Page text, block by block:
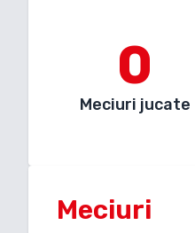
0
Meciuri jucate
Meciuri